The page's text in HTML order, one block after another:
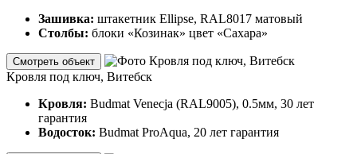
Зашивка: штакетник Ellipse, RAL8017 матовый
Столбы: блоки «Козинак» цвет «Сахара»
Смотреть объект
Кровля под ключ, Витебск
Кровля: Budmat Venecja (RAL9005), 0.5мм, 30 лет
гарантия
Водосток: Budmat ProAqua, 20 лет гарантия